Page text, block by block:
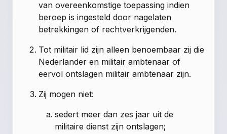
van overeenkomstige toepassing indien
beroep is ingesteld door nagelaten
betrekkingen of rechtverkrijgenden.
Tot militair lid zijn alleen benoembaar zij die
Nederlander en militair ambtenaar of
eervol ontslagen militair ambtenaar zijn.
Zij mogen niet:
sedert meer dan zes jaar uit de
militaire dienst zijn ontslagen;